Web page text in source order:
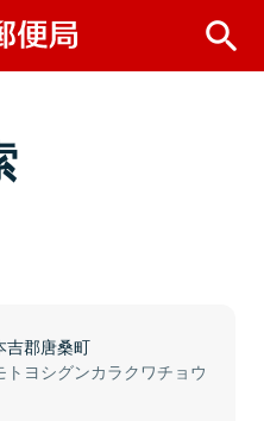
吉郡唐桑町
トヨシグンカラクワチョウ